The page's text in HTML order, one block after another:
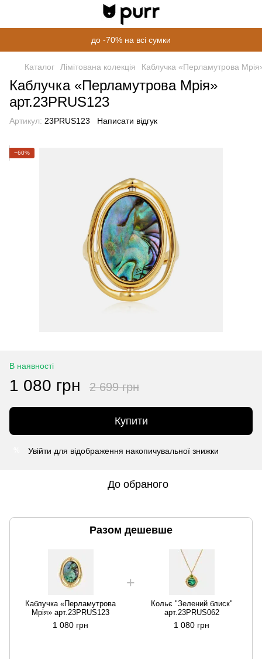
до -70% на всі сумки
Каталог Лімітована колекція Каблучка «Перламутрова
Каблучка «Перламутрова Мрія»
арт.23PRUS123
Артикул: 23PRUS123 Написати відгук
−60%
В наявності
1 080 грн 2 699 грн
Купити
Увійти для відображення накопичувальної знижки
До обраного
Разом дешевше
Каблучка «Перламутрова
Мрія» арт.23PRUS123
1 080 грн
Кольє "Зелений блиск"
арт.23PRUS062
1 080 грн